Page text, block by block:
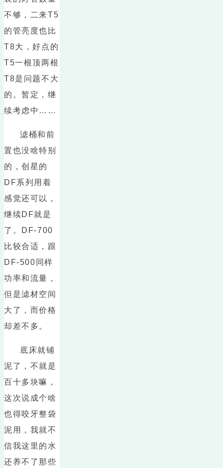
不够，二来T5
的管亮度也比
T8大，好点的
T5一根顶两根
T8是问题不大
的。暂定，继
续考虑中……
滤桶和前
置也没啥特别
的，创星的
DF系列用着
感觉还可以，
继续DF就是
了。DF-700
比较合适，跟
DF-500同样
功率和流量，
但是滤材空间
大了，而价格
却差不多。
底床就铺
泥了，不就是
百十多块嘛，
这次说成个啥
也得咬牙整袋
泥用，我就不
信我这里的水
还养不了那些